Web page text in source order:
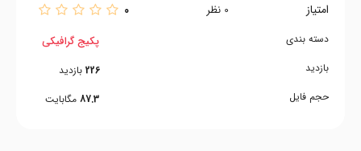
امتیاز 0 نظر 0
دسته بندی
بازدید
حجم فایل
پکیج گرافیکی
226 بازدید
87.3 مگابایت